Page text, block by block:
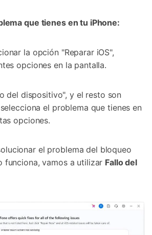
que tienes en tu iPhone:
la opción "Reparar iOS",
opciones en la pantalla.
del dispositivo", y el resto son
el problema que tienes en
opciones.
el problema del bloqueo
funciona, vamos a utilizar Fallo del